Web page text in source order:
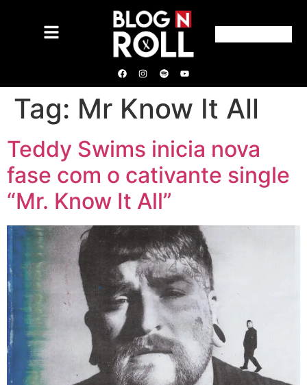
Tag: Mr Know It All
Teddy Swims inicia nova
fase com o cativante single
“Mr. Know It All”